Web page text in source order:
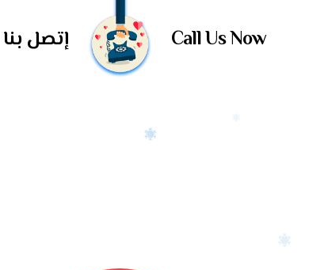
إتصل بنا Call Us Now